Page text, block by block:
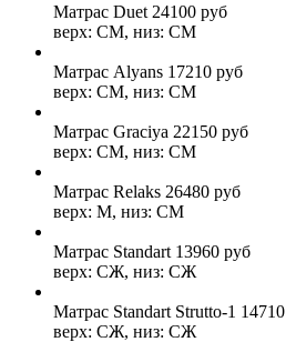
Матрас Duet 24100 руб
верх: СМ, низ: СМ
Матрас Alyans 17210 руб
верх: СМ, низ: СМ
Матрас Graciya 22150 руб
верх: СМ, низ: СМ
Матрас Relaks 26480 руб
верх: М, низ: СМ
Матрас Standart 13960 руб
верх: СЖ, низ: СЖ
Матрас Standart Strutto-1 14710
верх: СЖ, низ: СЖ